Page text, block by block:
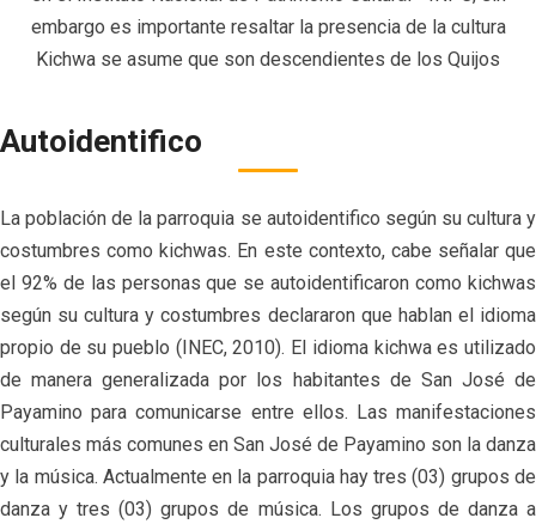
embargo es importante resaltar la presencia de la cultura
Kichwa se asume que son descendientes de los Quijos
Autoidentifico
La población de la parroquia se autoidentifico según su cultura y
costumbres como kichwas. En este contexto, cabe señalar que
el 92% de las personas que se autoidentificaron como kichwas
según su cultura y costumbres declararon que hablan el idioma
propio de su pueblo (INEC, 2010). El idioma kichwa es utilizado
de manera generalizada por los habitantes de San José de
Payamino para comunicarse entre ellos. Las manifestaciones
culturales más comunes en San José de Payamino son la danza
y la música. Actualmente en la parroquia hay tres (03) grupos de
danza y tres (03) grupos de música. Los grupos de danza a